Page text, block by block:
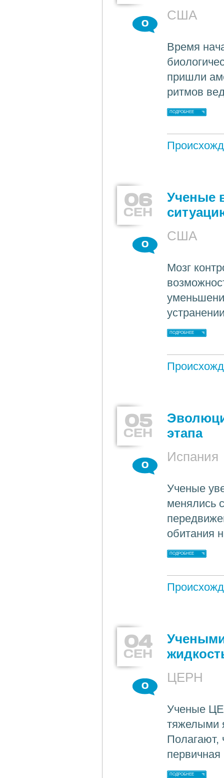
США
0
Время
пришли
ритмов
ПОДРОБНЕЕ
06
СЕН
Ученые
США
0
Мозг
ПОДРОБНЕЕ
05
СЕН
этапа
Испания
0
Ученые
менялись
обитания
ПОДРОБНЕЕ
04
СЕН
ЦЕРН
0
Ученые
тяжелыми
Полагают,
ПОДРОБНЕЕ